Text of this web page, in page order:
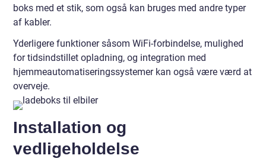
boks med et stik, som også kan bruges med andre typer
af kabler.
Yderligere funktioner såsom WiFi-forbindelse, mulighed
for tidsindstillet opladning, og integration med
hjemmeautomatiseringssystemer kan også være værd at
overveje.
Installation og
vedligeholdelse